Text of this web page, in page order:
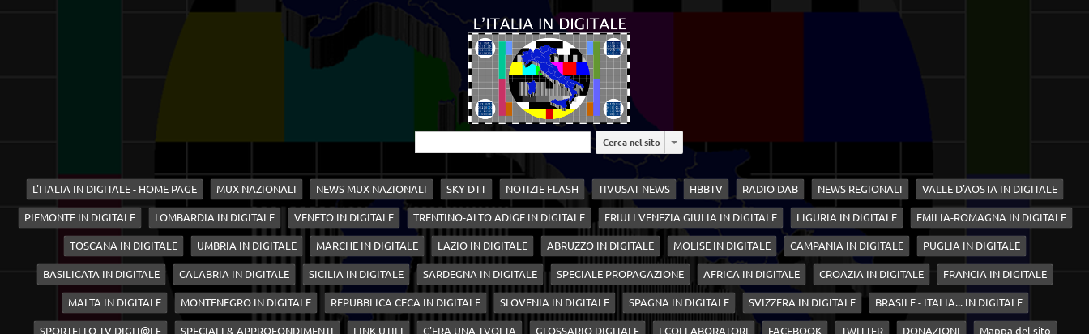
Cerca nel sito
L'ITALIA IN DIGITALE - HOME PAGE MUX NAZIONALI NEWS MUX NAZIONALI SKY DTT NOTIZIE FLASH TIVUSAT NEWS HBBTV RADIO DAB NEWS REGIONALI VALLE D'AOSTA IN DIGITALE
PIEMONTE IN DIGITALE LOMBARDIA IN DIGITALE VENETO IN DIGITALE TRENTINO-ALTO ADIGE IN DIGITALE FRIULI VENEZIA GIULIA IN DIGITALE LIGURIA IN DIGITALE EMILIA-ROMAGNA IN DIGITALE
TOSCANA IN DIGITALE UMBRIA IN DIGITALE MARCHE IN DIGITALE LAZIO IN DIGITALE ABRUZZO IN DIGITALE MOLISE IN DIGITALE CAMPANIA IN DIGITALE PUGLIA IN DIGITALE
BASILICATA IN DIGITALE CALABRIA IN DIGITALE SICILIA IN DIGITALE SARDEGNA IN DIGITALE SPECIALE PROPAGAZIONE AFRICA IN DIGITALE CROAZIA IN DIGITALE FRANCIA IN DIGITALE
MALTA IN DIGITALE MONTENEGRO IN DIGITALE REPUBBLICA CECA IN DIGITALE SLOVENIA IN DIGITALE SPAGNA IN DIGITALE SVIZZERA IN DIGITALE BRASILE - ITALIA... IN DIGITALE
SPORTELLO TV DIGIT@LE SPECIALI & APPROFONDIMENTI LINK UTILI C'ERA UNA TVOLTA GLOSSARIO DIGITALE I COLLABORATORI FACEBOOK TWITTER DONAZIONI Mappa del sito